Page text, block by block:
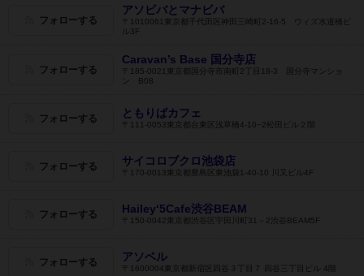
フォローする
アソビバとマナビバ
〒1010061東京都千代田区神田三崎町2-16-5 ウィズ水道橋ビ
ル3F
フォローする
Caravan’s Base 国分寺店
〒185-0021東京都国分寺市南町2丁目18-3 国分寺マンショ
ン B08
フォローする ともりばカフェ
〒111-0053東京都台東区浅草橋4-10−2松田ビル２階
フォローする サイコロブクロ池袋店
〒170-0013東京都豊島区東池袋1-40-10 川又ビル4F
フォローする Hailey‘5Cafe渋谷BEAM
〒150-0042東京都渋谷区宇田川町31－2渋谷BEAM5F
フォローする アソベル
〒1600004東京都新宿区四谷３丁目７ 四谷三丁目ビル 4階